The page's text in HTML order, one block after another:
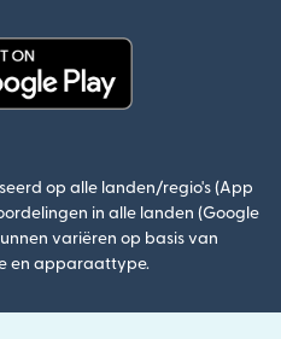
op alle landen/regio's (App
in alle landen (Google
variëren op basis van
en apparaattype.